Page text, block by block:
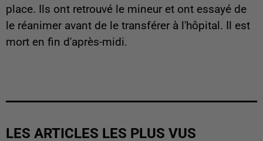
place. Ils ont retrouvé le mineur et ont essayé de
le réanimer avant de le transférer à l'hôpital. Il est
mort en fin d'après-midi.
LES ARTICLES LES PLUS VUS